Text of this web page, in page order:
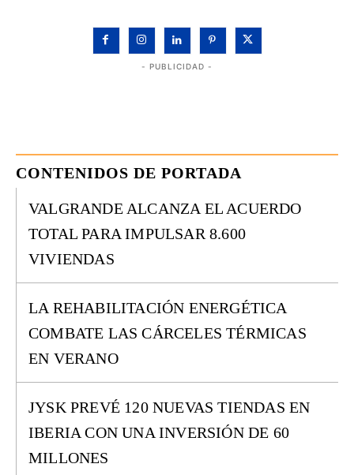
- PUBLICIDAD -
CONTENIDOS DE PORTADA
VALGRANDE ALCANZA EL ACUERDO
TOTAL PARA IMPULSAR 8.600
VIVIENDAS
LA REHABILITACIÓN ENERGÉTICA
COMBATE LAS CÁRCELES TÉRMICAS
EN VERANO
JYSK PREVÉ 120 NUEVAS TIENDAS EN
IBERIA CON UNA INVERSIÓN DE 60
MILLONES